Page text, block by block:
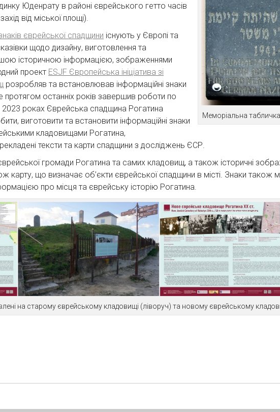
Меморіальна
Юденрату в районі єврейського гетто часів
від міської площі).
єврейської спадщини існують у Європі та
щодо дизайну, виготовлення та
історичною інформацією, зображеннями
проект ESJF Європейська ініціатива зі
розробляв та встановлював інформаційні знаки
останніх років завершив роботи по
роках Єврейська спадщина Рогатина
виготовити та встановити інформаційні знаки
кладовищами Рогатина,
тексти та карти спадщини з досліджень ЄСР.
єврейської громади Рогатина та самих кладовищ, а також історичні
карту, що визначає об’єкти єврейської спадщини в місті. Знаки також
про місця та єврейську історію Рогатина.
на старому єврейському кладовищі (ліворуч) та новому єврейському